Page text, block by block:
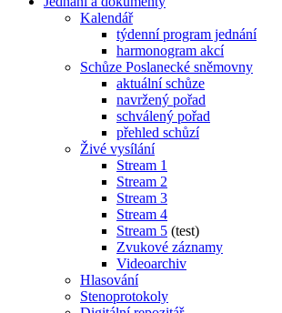
Kalendář
týdenní program jednání
harmonogram akcí
Schůze Poslanecké sněmovny
aktuální schůze
navržený pořad
schválený pořad
přehled schůzí
Živé vysílání
Stream 1
Stream 2
Stream 3
Stream 4
Stream 5 (test)
Zvukové záznamy
Videoarchiv
Hlasování
Stenoprotokoly